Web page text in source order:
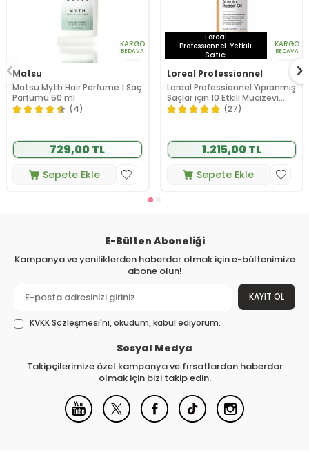
KARGO
BEDAVA
Matsu
Matsu Myth Hair Perfume | Saç
Parfümü 50 ml
(4)
729,00 TL
Sepete Ekle
Loreal
Professionnel Yetkili
Satıcı
KARGO
BEDAVA
Loreal Professionnel
Loreal Professionnel Yıpranmış
Saçlar için 10 Etkili Mucizevi
Bakım Yağı 90 ml
(27)
1.215,00 TL
Sepete Ekle
E-Bülten Aboneliği
Kampanya ve yeniliklerden haberdar olmak için e-bültenimize
abone olun!
KAYIT OL
KVKK Sözleşmesi'ni, okudum, kabul ediyorum.
Sosyal Medya
Takipçilerimize özel kampanya ve fırsatlardan haberdar
olmak için bizi takip edin.